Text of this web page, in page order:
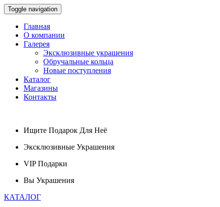
Toggle navigation
Главная
О компании
Галерея
Эксклюзивные украшения
Обручальные кольца
Новые поступления
Каталог
Магазины
Контакты
Ищите Подарок Для Неё
Эксклюзивные Украшения
VIPПодарки
Вы Украшения
КАТАЛОГ